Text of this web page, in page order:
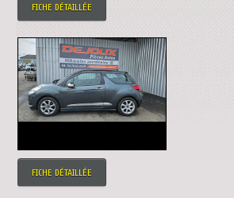
FICHE DÉTAILLÉE
FICHE DÉTAILLÉE